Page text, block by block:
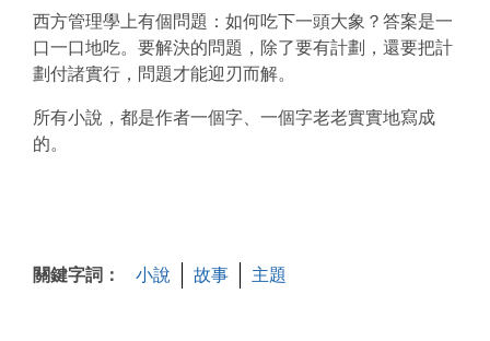
西方管理學上有個問題：如何吃下一頭大象？答案是一
口一口地吃。要解決的問題，除了要有計劃，還要把計
劃付諸實行，問題才能迎刃而解。
所有小說，都是作者一個字、一個字老老實實地寫成
的。
關鍵字詞： 小說 故事 主題